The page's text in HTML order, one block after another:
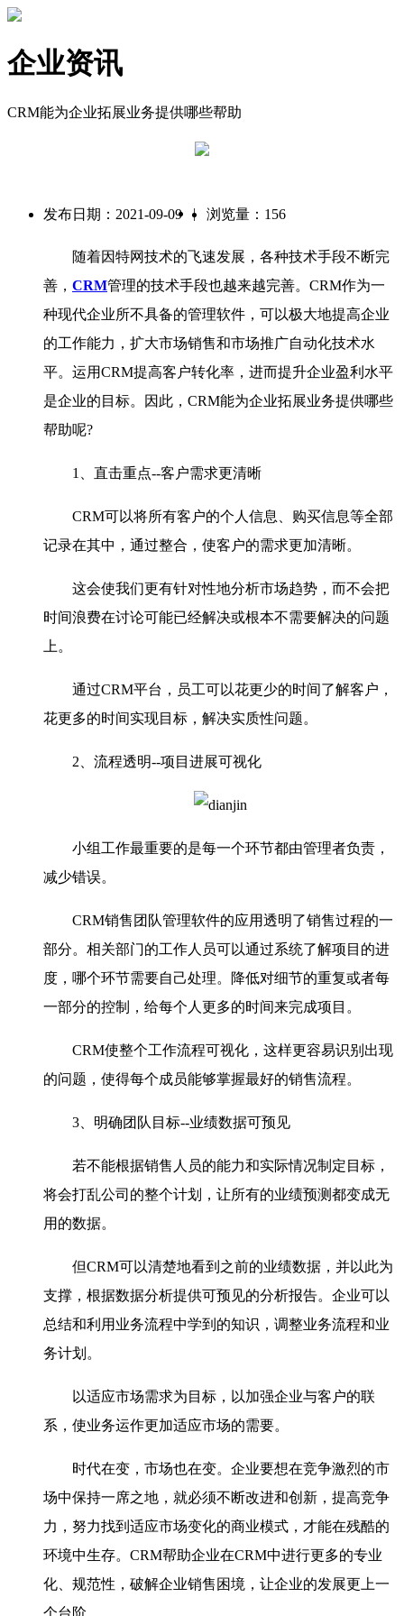
企业资讯
CRM能为企业拓展业务提供哪些帮助
发布日期：2021-09-09 | 浏览量：156
随着因特网技术的飞速发展，各种技术手段不断完
善， CRM管理的技术手段也越来越完善。CRM作为一
种现代企业所不具备的管理软件，可以极大地提高企业
的工作能力，扩大市场销售和市场推广自动化技术水
平。运用CRM提高客户转化率，进而提升企业盈利水平
是企业的目标。因此，CRM能为企业拓展业务提供哪些
帮助呢?
1、直击重点--客户需求更清晰
CRM可以将所有客户的个人信息、购买信息等全部
记录在其中，通过整合，使客户的需求更加清晰。
这会使我们更有针对性地分析市场趋势，而不会把
时间浪费在讨论可能已经解决或根本不需要解决的问题
上。
通过CRM平台，员工可以花更少的时间了解客户，
花更多的时间实现目标，解决实质性问题。
2、流程透明--项目进展可视化
小组工作最重要的是每一个环节都由管理者负责，
减少错误。
CRM销售团队管理软件的应用透明了销售过程的一
部分。相关部门的工作人员可以通过系统了解项目的进
度，哪个环节需要自己处理。降低对细节的重复或者每
一部分的控制，给每个人更多的时间来完成项目。
CRM使整个工作流程可视化，这样更容易识别出现
的问题，使得每个成员能够掌握最好的销售流程。
3、明确团队目标--业绩数据可预见
若不能根据销售人员的能力和实际情况制定目标，
将会打乱公司的整个计划，让所有的业绩预测都变成无
用的数据。
但CRM可以清楚地看到之前的业绩数据，并以此为
支撑，根据数据分析提供可预见的分析报告。企业可以
总结和利用业务流程中学到的知识，调整业务流程和业
务计划。
以适应市场需求为目标，以加强企业与客户的联
系，使业务运作更加适应市场的需要。
时代在变，市场也在变。企业要想在竞争激烈的市
场中保持一席之地，就必须不断改进和创新，提高竞争
力，努力找到适应市场变化的商业模式，才能在残酷的
环境中生存。CRM帮助企业在CRM中进行更多的专业
化、规范性，破解企业销售困境，让企业的发展更上一